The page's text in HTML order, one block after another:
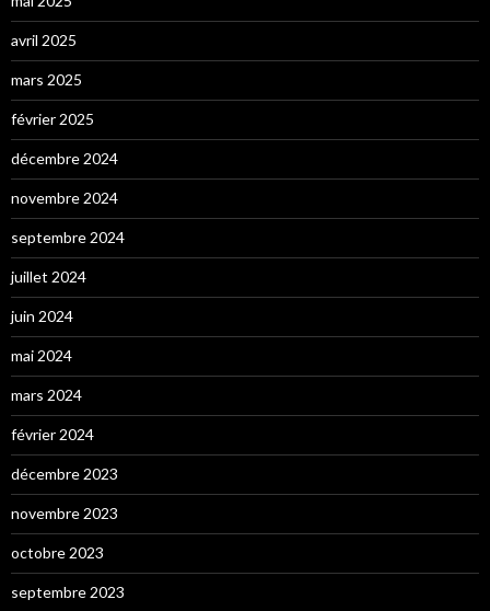
avril 2025
mars 2025
février 2025
décembre 2024
novembre 2024
septembre 2024
juillet 2024
juin 2024
mai 2024
mars 2024
février 2024
décembre 2023
novembre 2023
octobre 2023
septembre 2023